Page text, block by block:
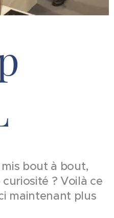
bout à bout,
? Voilà ce
maintenant plus